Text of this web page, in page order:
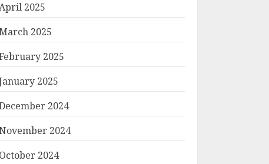
2025
2025
2025
2025
2024
2024
October 2024